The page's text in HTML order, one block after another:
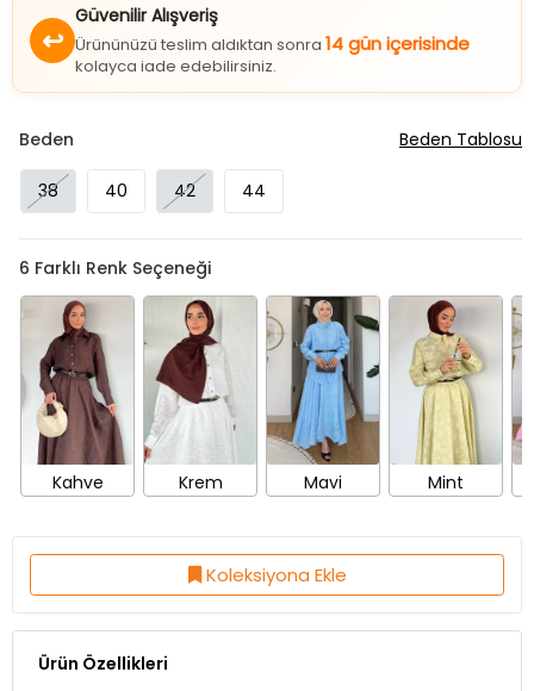
Ürününüzü teslim aldıktan sonra
kolayca iade edebilirsiniz.
38
Kahve Mavi Mint
Koleksiyona Ekle
Ürün Özellikleri